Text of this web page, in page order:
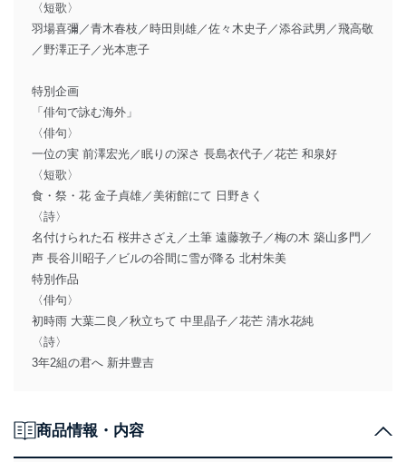
〈短歌〉
羽場喜彌／青木春枝／時田則雄／佐々木史子／添谷武男／飛高敬
／野澤正子／光本恵子
特別企画
「俳句で詠む海外」
〈俳句〉
一位の実 前澤宏光／眠りの深さ 長島衣代子／花芒 和泉好
〈短歌〉
食・祭・花 金子貞雄／美術館にて 日野きく
〈詩〉
名付けられた石 桜井さざえ／土筆 遠藤敦子／梅の木 築山多門／
声 長谷川昭子／ビルの谷間に雪が降る 北村朱美
特別作品
〈俳句〉
初時雨 大葉二良／秋立ちて 中里晶子／花芒 清水花純
〈詩〉
3年2組の君へ 新井豊吉
商品情報・内容